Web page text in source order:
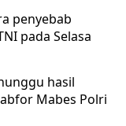
penyebab
pada Selasa
hasil
Mabes Polri